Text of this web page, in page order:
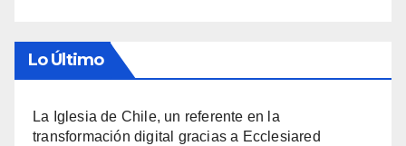
Lo Último
La Iglesia de Chile, un referente en la
transformación digital gracias a Ecclesiared